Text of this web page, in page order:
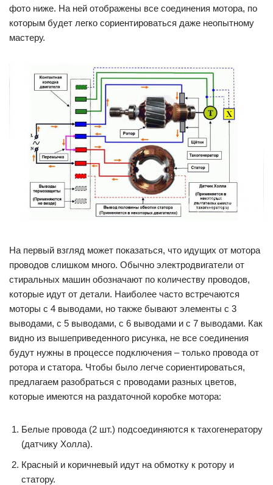
фото ниже. На ней отображены все соединения мотора, по
которым будет легко сориентироваться даже неопытному
мастеру.
На первый взгляд может показаться, что идущих от мотора
проводов слишком много. Обычно электродвигатели от
стиральных машин обозначают по количеству проводов,
которые идут от детали. Наиболее часто встречаются
моторы с 4 выводами, но также бывают элементы с 3
выводами, с 5 выводами, с 6 выводами и с 7 выводами. Как
видно из вышеприведенного рисунка, не все соединения
будут нужны в процессе подключения – только провода от
ротора и статора. Чтобы было легче сориентироваться,
предлагаем разобраться с проводами разных цветов,
которые имеются на раздаточной коробке мотора:
Белые провода (2 шт.) подсоединяются к тахогенератору
(датчику Холла).
Красный и коричневый идут на обмотку к ротору и
статору.